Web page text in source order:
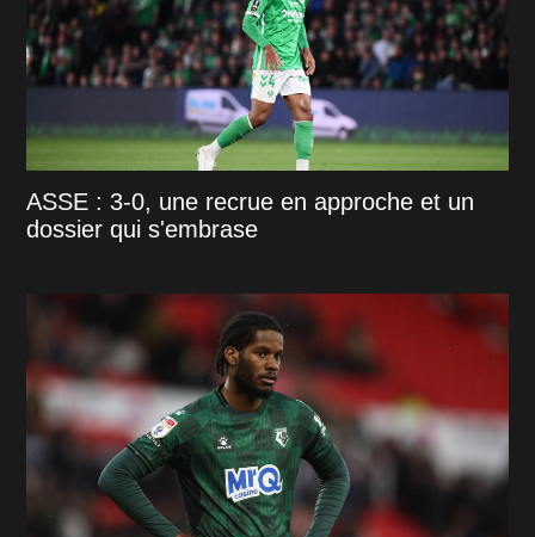
ASSE : 3-0, une recrue en approche et un
dossier qui s'embrase